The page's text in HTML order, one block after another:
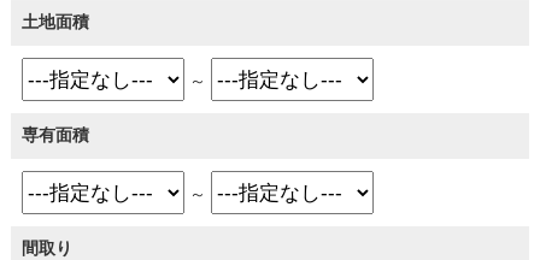
土地面積
～
専有面積
～
間取り